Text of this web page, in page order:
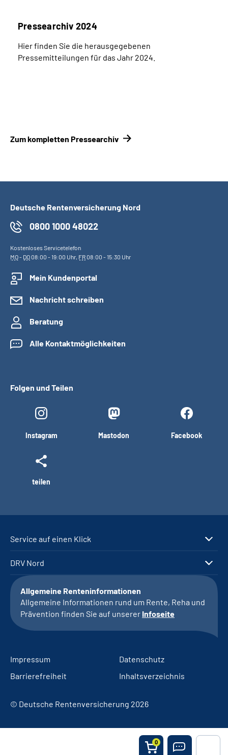
Pressearchiv 2024
Hier finden Sie die herausgegebenen
Pressemitteilungen für das Jahr 2024.
Zum kompletten Pressearchiv
0
Deutsche Rentenversicherung Nord
0800 1000 48022
Kostenloses Servicetelefon
MO- DO08:00 - 19:00 Uhr, FR08:00 - 15:30 Uhr
Mein Kundenportal
Nachricht schreiben
Beratung
Alle Kontaktmöglichkeiten
Folgen und Teilen
Instagram Mastodon Facebook
teilen
Service auf einen Klick
DRV Nord
Allgemeine Renteninformationen
Allgemeine Informationen rund um Rente, Reha und
Prävention finden Sie auf unserer Infoseite
Impressum
Datenschutz
Barrierefreiheit
Inhaltsverzeichnis
© Deutsche Rentenversicherung 2026